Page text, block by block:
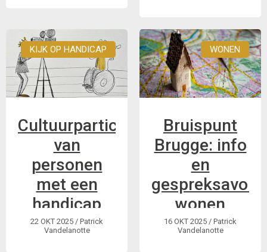
KIJK OP HANDICAP
Cultuurparticipatie
van
personen
met een
handicap
29 november -
22 OKT 2025 / Patrick
Vandelanotte
WONEN
Bruispunt
Brugge: info
en
gespreksavond
wonen
woensdag 19
16 OKT 2025 / Patrick
Vandelanotte